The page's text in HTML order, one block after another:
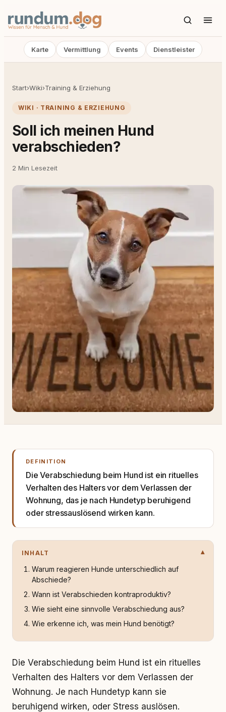
Karte Vermittlung Events Dienstleister
Start›Wiki›Training & Erziehung
WIKI · TRAINING & ERZIEHUNG
Soll ich meinen Hund
verabschieden?
2 Min Lesezeit
DEFINITION
Die Verabschiedung beim Hund ist ein rituelles
Verhalten des Halters vor dem Verlassen der
Wohnung, das je nach Hundetyp beruhigend
oder stressauslösend wirken kann.
INHALT
Warum reagieren Hunde unterschiedlich auf
Abschiede?
Wann ist Verabschieden kontraproduktiv?
Wie sieht eine sinnvolle Verabschiedung aus?
Wie erkenne ich, was mein Hund benötigt?
Die Verabschiedung beim Hund ist ein rituelles
Verhalten des Halters vor dem Verlassen der
Wohnung. Je nach Hundetyp kann sie
beruhigend wirken, oder Stress auslösen.